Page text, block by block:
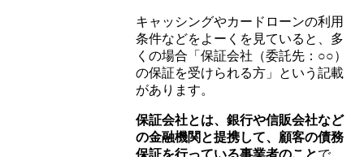
キャッシングやカードローンの利用
条件などをよーくを見ていると、多
くの場合「保証会社（委託先：○○）
の保証を受けられる方」という記載
があります。
保証会社とは、銀行や信販会社など
の金融機関と提携して、顧客の債務
保証を行っている事業者のことで、